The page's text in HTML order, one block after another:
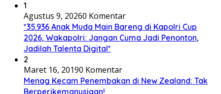
1
Agustus 9, 20260 Komentar
*35.936 Anak Muda Main Bareng di Kapolri Cup
2026, Wakapolri: Jangan Cuma Jadi Penonton,
Jadilah Talenta Digital*
2
Maret 16, 20190 Komentar
Menag Kecam Penembakan di New Zealand: Tak
Berperikemanusiaan!